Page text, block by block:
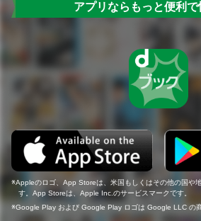
アプリならもっと便利で
Appleのロゴ、App Storeは、米国もしくはその他の国や
す。App Storeは、Apple Inc.のサービスマークです。
Google Play および Google Play ロゴは Google LLC の商